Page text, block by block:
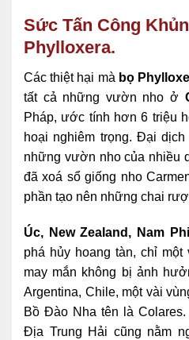
Sức Tấn Công
Phylloxera.
Các thiệt hại mà bọ
tất cả những vườn nho ở
Pháp, ước tính hơn 6 triệu
hoại nghiêm trọng. Đại
những vườn nho của nhiều
đã xoá sổ giống nho
phần tạo nên những chai
Úc, New Zealand, Nam
phá hủy hoang tàn, chỉ
may mắn không bị ảnh
Argentina, Chile, một vài
Bồ Đào Nha tên là
Địa Trung Hải cũng nằm